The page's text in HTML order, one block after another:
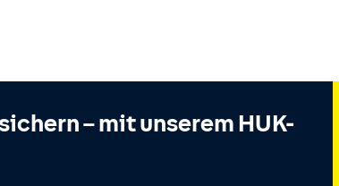
– mit unserem HUK-